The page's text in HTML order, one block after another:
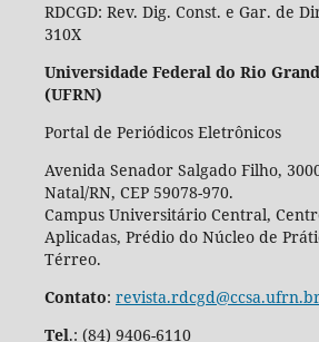
RDCGD: Rev. Dig. Const. e Gar. de
310X
Universidade Federal do Rio
(UFRN)
Portal de Periódicos Eletrônicos
Avenida Senador Salgado Filho,
Natal/RN, CEP 59078-970.
Campus Universitário Central,
Aplicadas, Prédio do Núcleo de
Térreo.
Contato:
Tel.: (84) 9406-6110